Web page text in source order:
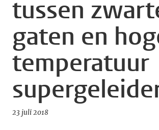
tussen
gaten en
temperatuur
23 juli 2018